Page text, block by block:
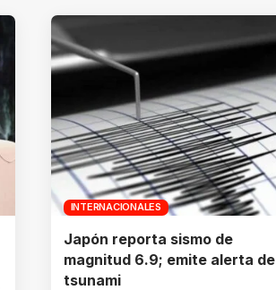
INTERNACIONALES
Japón reporta sismo de
magnitud 6.9; emite alerta de
tsunami